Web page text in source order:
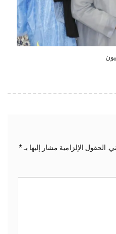
الحقول الإلزامية مشار إليها بـ*